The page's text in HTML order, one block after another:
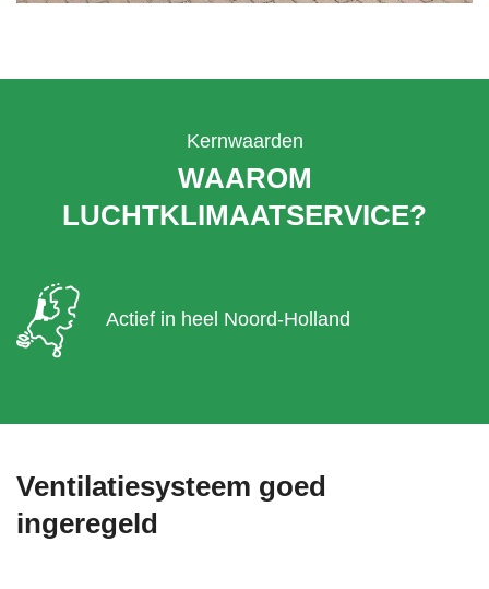
Kernwaarden
WAAROM
LUCHTKLIMAATSERVICE?
Actief in heel Noord-Holland
Ventilatiesysteem goed
ingeregeld